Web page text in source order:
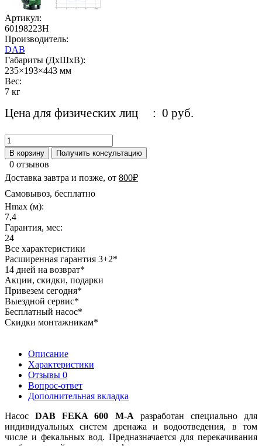
Артикул:
60198223H
Производитель:
DAB
Габариты (ДхШхВ):
235×193×443 мм
Вес:
7 кг
Цена для физических лиц : 0 руб.
В корзину Получить консультацию
0 отзывов
Доставка завтра и позже, от 800₽
Самовывоз, бесплатно
Hmax (м):
7,4
Гарантия, мес:
24
Все характеристики
Расширенная гарантия 3+2*
14 дней на возврат*
Акции, скидки, подарки
Привезем сегодня*
Выездной сервис*
Бесплатный насос*
Скидки монтажникам*
Описание
Характеристики
Отзывы 0
Вопрос-ответ
Дополнительная вкладка
НасосDAB FEKA 600 M-A разработан специально для
индивидуальных систем дренажа и водоотведения, в том
числе и фекальных вод. Предназначается для перекачивания